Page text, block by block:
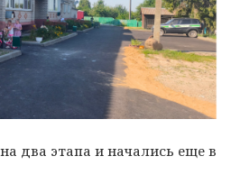
два этапа и начались еще в